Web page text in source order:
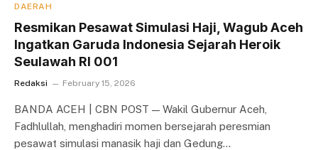
DAERAH
Resmikan Pesawat Simulasi Haji, Wagub Aceh
Ingatkan Garuda Indonesia Sejarah Heroik
Seulawah RI 001
Redaksi February 15, 2026
BANDA ACEH | CBN POST — Wakil Gubernur Aceh,
Fadhlullah, menghadiri momen bersejarah peresmian
pesawat simulasi manasik haji dan Gedung…